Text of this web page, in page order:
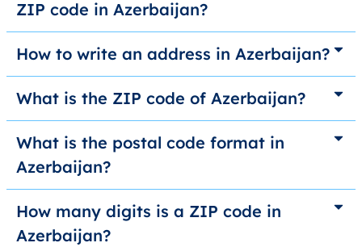
ZIP code in Azerbaijan?
How to write an address in Azerbaijan?
What is the ZIP code of Azerbaijan?
What is the postal code format in
Azerbaijan?
How many digits is a ZIP code in
Azerbaijan?